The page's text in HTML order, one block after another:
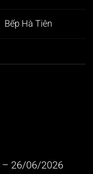
Bếp Hà Tiên
– 26/06/2026